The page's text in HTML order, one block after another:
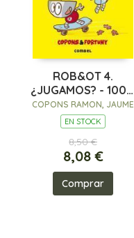
ROB&OT 4.
¿JUGAMOS? - 100%
PEFC
COPONS RAMON, JAUME
EN STOCK
8,50 €
8,08 €
Comprar